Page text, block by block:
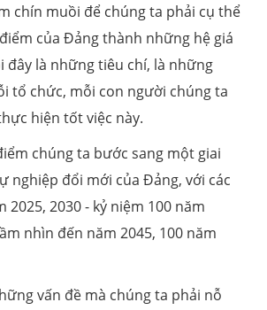
chín muồi để chúng ta phải cụ thể
của Đảng thành những hệ giá
đây là những tiêu chí, là những
tổ chức, mỗi con người chúng ta
hiện tốt việc này.
chúng ta bước sang một giai
nghiệp đổi mới của Đảng, với các
2030 - kỷ niệm 100 năm
nhìn đến năm 2045, 100 năm
vấn đề mà chúng ta phải nỗ